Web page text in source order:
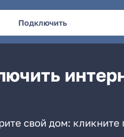
Подключить
свой дом: